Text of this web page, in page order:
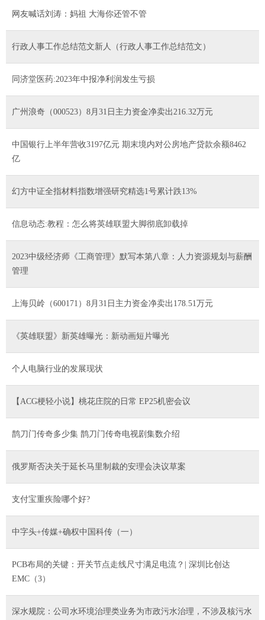
网友喊话刘涛：妈祖 大海你还管不管
行政人事工作总结范文新人（行政人事工作总结范文）
同济堂医药:2023年中报净利润发生亏损
广州浪奇（000523）8月31日主力资金净卖出216.32万元
中国银行上半年营收3197亿元 期末境内对公房地产贷款余额8462
亿
幻方中证全指材料指数增强研究精选1号累计跌13%
信息动态:教程：怎么将英雄联盟大脚彻底卸载掉
2023中级经济师《工商管理》默写本第八章：人力资源规划与薪酬
管理
上海贝岭（600171）8月31日主力资金净卖出178.51万元
《英雄联盟》新英雄曝光：新动画短片曝光
个人电脑行业的发展现状
【ACG梗轻小说】桃花庄院的日常 EP25机密会议
鹊刀门传奇多少集 鹊刀门传奇电视剧集数介绍
俄罗斯否决关于延长马里制裁的安理会决议草案
支付宝重疾险哪个好?
中字头+传媒+确权中国科传（一）
PCB布局的关键：开关节点走线尺寸满足电流？| 深圳比创达
EMC（3）
深水规院：公司水环境治理类业务为市政污水治理，不涉及核污水